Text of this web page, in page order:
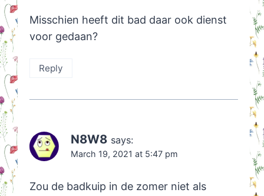
Misschien heeft dit bad daar ook dienst
voor gedaan?
Reply
N8W8 says:
March 19, 2021 at 5:47 pm
Zou de badkuip in de zomer niet als